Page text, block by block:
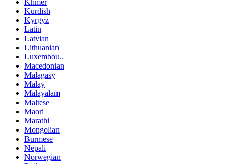
Khmer
Kurdish
Kyrgyz
Latin
Latvian
Lithuanian
Luxembou..
Macedonian
Malagasy
Malay
Malayalam
Maltese
Maori
Marathi
Mongolian
Burmese
Nepali
Norwegian